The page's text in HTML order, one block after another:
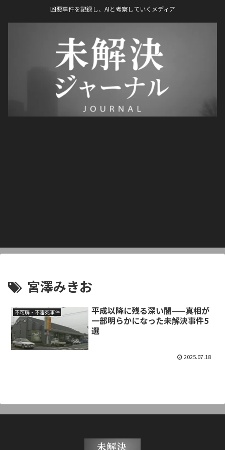
凶悪事件を記録し、AIと考察していくメディア
宮澤みきお
不可解・不審死事件
平成以降に残る深い闇——真相が
一部明らかになった未解決事件5
選
2025.07.18